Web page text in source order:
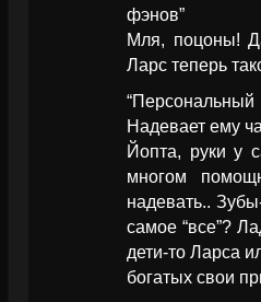
фэнов”
Мля, поцоны!
Ларс теперь
Надевает ему
Йопта, руки у
многом
надевать..
самое “все”?
дети-то Ларса
богатых свои